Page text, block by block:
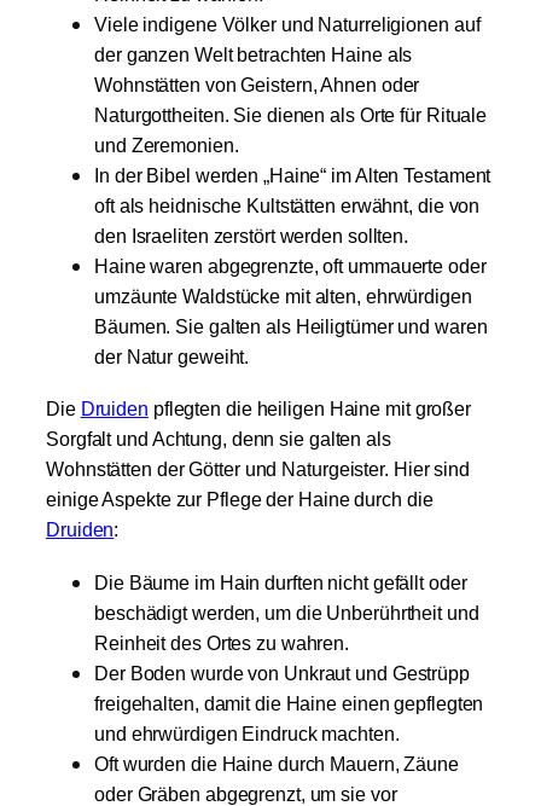
Viele indigene Völker und Naturreligionen auf
der ganzen Welt betrachten Haine als
Wohnstätten von Geistern, Ahnen oder
Naturgottheiten. Sie dienen als Orte für Rituale
und Zeremonien.
In der Bibel werden „Haine“ im Alten Testament
oft als heidnische Kultstätten erwähnt, die von
den Israeliten zerstört werden sollten.
Haine waren abgegrenzte, oft ummauerte oder
umzäunte Waldstücke mit alten, ehrwürdigen
Bäumen. Sie galten als Heiligtümer und waren
der Natur geweiht.
Die Druiden pflegten die heiligen Haine mit großer
Sorgfalt und Achtung, denn sie galten als
Wohnstätten der Götter und Naturgeister. Hier sind
einige Aspekte zur Pflege der Haine durch die
Druiden:
Die Bäume im Hain durften nicht gefällt oder
beschädigt werden, um die Unberührtheit und
Reinheit des Ortes zu wahren.
Der Boden wurde von Unkraut und Gestrüpp
freigehalten, damit die Haine einen gepflegten
und ehrwürdigen Eindruck machten.
Oft wurden die Haine durch Mauern, Zäune
oder Gräben abgegrenzt, um sie vor